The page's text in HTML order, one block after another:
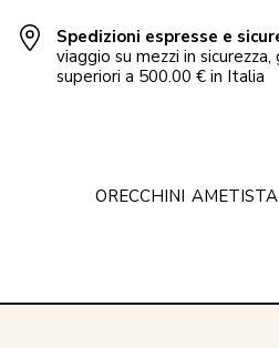
Spedizioni espresse e
viaggio su mezzi in
superiori a 500.00 € in Italia
ORECCHINI AMETISTA